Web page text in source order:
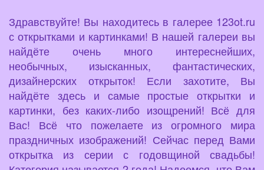
Здравствуйте! Вы находитесь в галерее 123ot.ru
с открытками и картинками! В нашей галереи вы
найдёте очень много интереснейших,
необычных, изысканных, фантастических,
дизайнерских открыток! Если захотите, Вы
найдёте здесь и самые простые открытки и
картинки, без каких-либо изощрений! Всё для
Вас! Всё что пожелаете из огромного мира
праздничных изображений! Сейчас перед Вами
открытка из серии с годовщиной свадьбы!